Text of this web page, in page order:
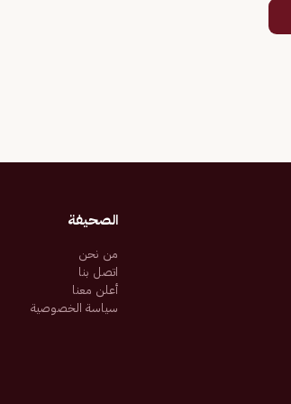
الصحيفة
من نحن
اتصل بنا
أعلن معنا
سياسة الخصوصية